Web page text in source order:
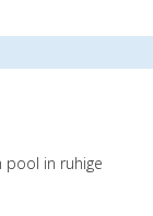
pool in ruhige